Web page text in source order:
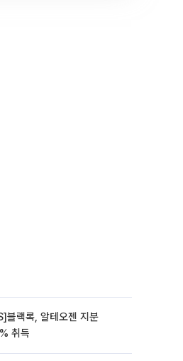
블랙록, 알테오젠 지분
취득